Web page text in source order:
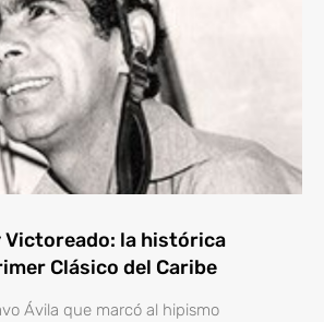
Victoreado: la histórica
Clásico del Caribe
Ávila que marcó al hipismo